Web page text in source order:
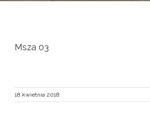
Msza 03
18 kwietnia 2018